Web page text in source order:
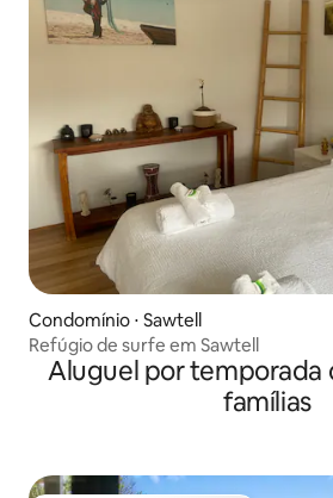
Condomínio ⋅ Sawtell
Refúgio de surfe em Sawtell
Aluguel por temporada
famílias